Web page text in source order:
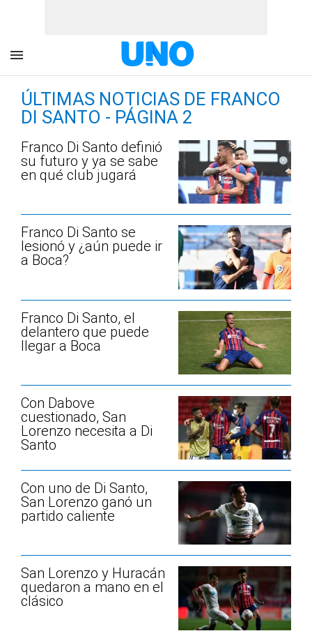
ÚLTIMAS NOTICIAS DE FRANCO
DI SANTO - PÁGINA 2
Franco Di Santo definió
su futuro y ya se sabe
en qué club jugará
Franco Di Santo se
lesionó y ¿aún puede ir
a Boca?
Franco Di Santo, el
delantero que puede
llegar a Boca
Con Dabove
cuestionado, San
Lorenzo necesita a Di
Santo
Con uno de Di Santo,
San Lorenzo ganó un
partido caliente
San Lorenzo y Huracán
quedaron a mano en el
clásico